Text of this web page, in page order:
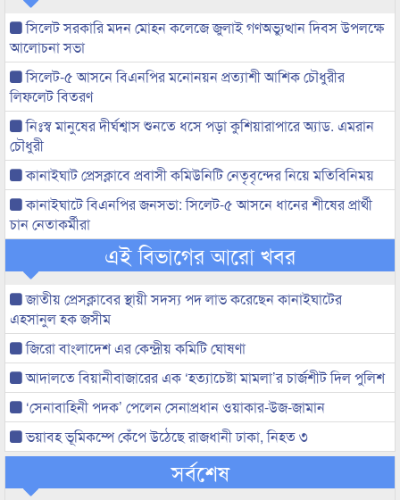
সিলেট সরকারি মদন মোহন কলেজে জুলাই গণঅভ্যুত্থান দিবস উপলক্ষে
আলোচনা সভা
সিলেট-৫ আসনে বিএনপির মনোনয়ন প্রত্যাশী আশিক চৌধুরীর
লিফলেট বিতরণ
নিঃস্ব মানুষের দীর্ঘশ্বাস শুনতে ধসে পড়া কুশিয়ারাপারে অ্যাড. এমরান
চৌধুরী
কানাইঘাট প্রেসক্লাবে প্রবাসী কমিউনিটি নেতৃবৃন্দের নিয়ে মতিবিনিময়
কানাইঘাটে বিএনপির জনসভা: সিলেট-৫ আসনে ধানের শীষের প্রার্থী
চান নেতাকর্মীরা
এই বিভাগের আরো খবর
জাতীয় প্রেসক্লাবের স্থায়ী সদস্য পদ লাভ করেছেন কানাইঘাটের
এহসানুল হক জসীম
জিরো বাংলাদেশ এর কেন্দ্রীয় কমিটি ঘোষণা
আদালতে বিয়ানীবাজারের এক ‘হত্যাচেষ্টা মামলা’র চার্জশীট দিল পুলিশ
‘সেনাবাহিনী পদক’ পেলেন সেনাপ্রধান ওয়াকার-উজ-জামান
ভয়াবহ ভূমিকম্পে কেঁপে উঠেছে রাজধানী ঢাকা, নিহত ৩
সর্বশেষ